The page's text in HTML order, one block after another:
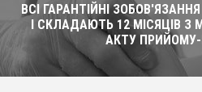
ВСІ ГАРАНТІЙНІ
І СКЛАДАЮТЬ 12 МІСЯЦІВ
АКТУ ПРИЙОМУ-